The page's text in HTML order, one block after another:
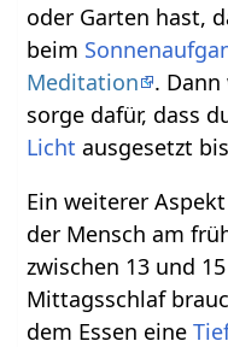
oder Garten hast,
beim
Meditation
.
sorge dafür, dass
Licht ausgesetzt
Ein weiterer
der Mensch am
zwischen 13 und
Mittagsschlaf
dem Essen eine